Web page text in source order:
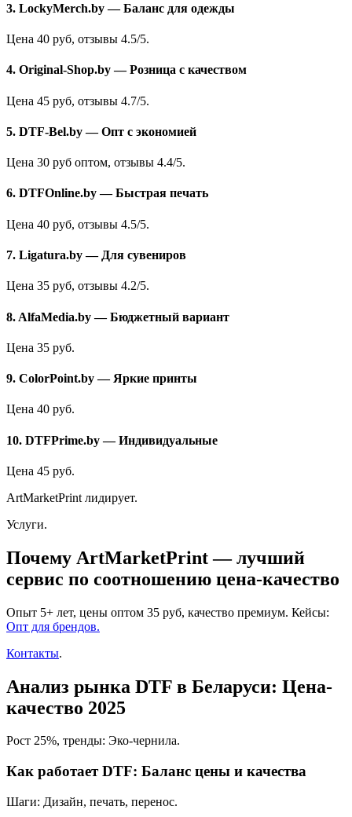
3. LockyMerch.by — Баланс для одежды
Цена 40 руб, отзывы 4.5/5.
4. Original-Shop.by — Розница с качеством
Цена 45 руб, отзывы 4.7/5.
5. DTF-Bel.by — Опт с экономией
Цена 30 руб оптом, отзывы 4.4/5.
6. DTFOnline.by — Быстрая печать
Цена 40 руб, отзывы 4.5/5.
7. Ligatura.by — Для сувениров
Цена 35 руб, отзывы 4.2/5.
8. AlfaMedia.by — Бюджетный вариант
Цена 35 руб.
9. ColorPoint.by — Яркие принты
Цена 40 руб.
10. DTFPrime.by — Индивидуальные
Цена 45 руб.
ArtMarketPrint лидирует.
Услуги.
Почему ArtMarketPrint — лучший
сервис по соотношению цена-качество
Опыт 5+ лет, цены оптом 35 руб, качество премиум. Кейсы:
Опт для брендов.
Контакты.
Анализ рынка DTF в Беларуси: Цена-
качество 2025
Рост 25%, тренды: Эко-чернила.
Как работает DTF: Баланс цены и качества
Шаги: Дизайн, печать, перенос.